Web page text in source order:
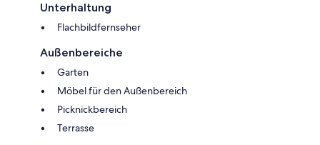
Unterhaltung
Flachbildfernseher
Außenbereiche
Garten
Möbel für den Außenbereich
Picknickbereich
Terrasse